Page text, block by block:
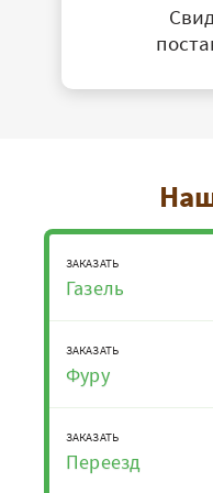
ЗАКАЗАТЬ
Газель
ЗАКАЗАТЬ
Фуру
ЗАКАЗАТЬ
Переезд